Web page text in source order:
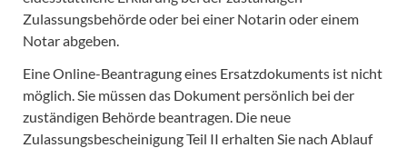
Zulassungsbehörde oder bei einer Notarin oder einem
Notar abgeben.
Eine Online-Beantragung eines Ersatzdokuments ist nicht
möglich. Sie müssen das Dokument persönlich bei der
zuständigen Behörde beantragen. Die neue
Zulassungsbescheinigung Teil II erhalten Sie nach Ablauf